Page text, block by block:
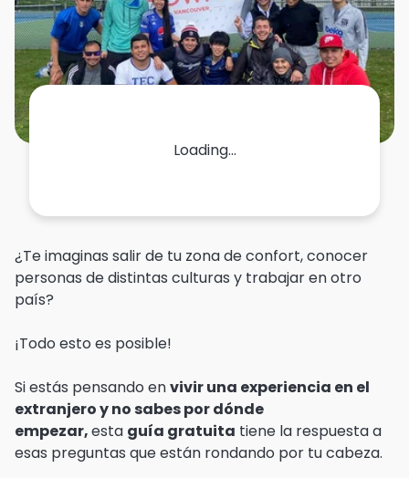
¿Te imaginas salir de tu zona de confort, conocer
personas de distintas culturas y trabajar en otro
país?
¡Todo esto es posible!
Si estás pensando envivir una experiencia en el
extranjero y no sabes por dónde
empezar,esta guía gratuita tiene la respuesta a
esas preguntas que están rondando por tu cabeza.
Loading...